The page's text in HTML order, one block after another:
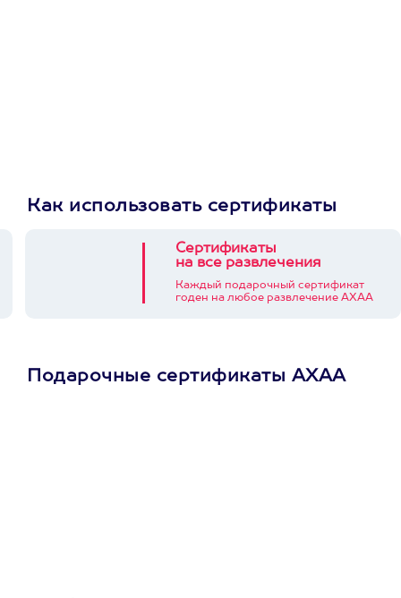
Как использовать сертификаты
Сертификаты
на все развлечения
Каждый подарочный сертификат
годен на любое развлечение АХАА
Подарочные сертификаты АХАА